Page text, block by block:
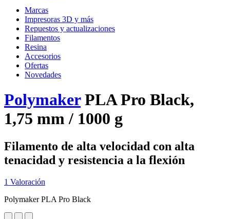
Marcas
Impresoras 3D y más
Repuestos y actualizaciones
Filamentos
Resina
Accesorios
Ofertas
Novedades
PolymakerPLA Pro Black,
1,75 mm / 1000 g
Filamento de alta velocidad con alta
tenacidad y resistencia a la flexión
1 Valoración
Polymaker PLA Pro Black